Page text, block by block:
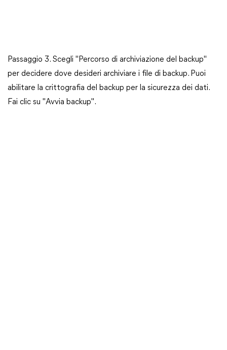
Passaggio 3. Scegli "Percorso di archiviazione del backup"
per decidere dove desideri archiviare i file di backup. Puoi
abilitare la crittografia del backup per la sicurezza dei dati.
Fai clic su "Avvia backup".